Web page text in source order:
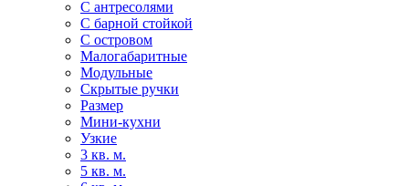
С антресолями
С барной стойкой
С островом
Малогабаритные
Модульные
Скрытые ручки
Размер
Мини-кухни
Узкие
3 кв. м.
5 кв. м.